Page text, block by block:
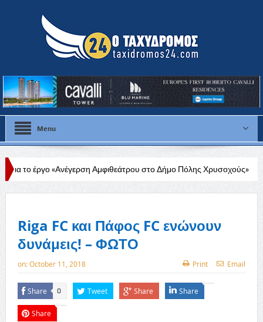
Menu
Αμφιθεάτρου στο Δήμο Πόλης Χρυσοχούς» Στάλω
Riga FC και Πάφος FC ενώνουν
δυνάμεις! – ΦΩΤΟ
on:October 11, 2018 Print Email
Share 0 Tweet Share Share
Share